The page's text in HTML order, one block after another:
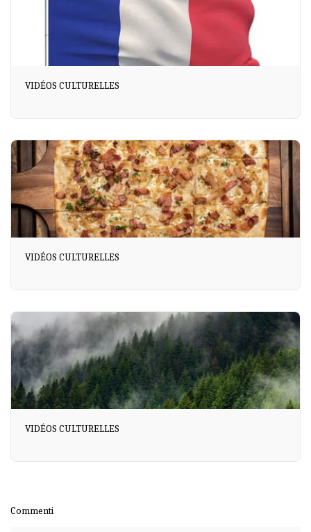
VIDÉOS CULTURELLES
VIDÉOS CULTURELLES
VIDÉOS CULTURELLES
Commenti